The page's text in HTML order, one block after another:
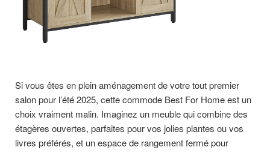
Si vous êtes en plein aménagement de votre tout premier
salon pour l’été 2025, cette commode Best For Home est un
choix vraiment malin. Imaginez un meuble qui combine des
étagères ouvertes, parfaites pour vos jolies plantes ou vos
livres préférés, et un espace de rangement fermé pour